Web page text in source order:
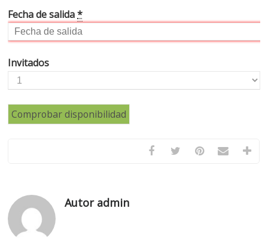
Fecha de salida*
Invitados
Autor admin